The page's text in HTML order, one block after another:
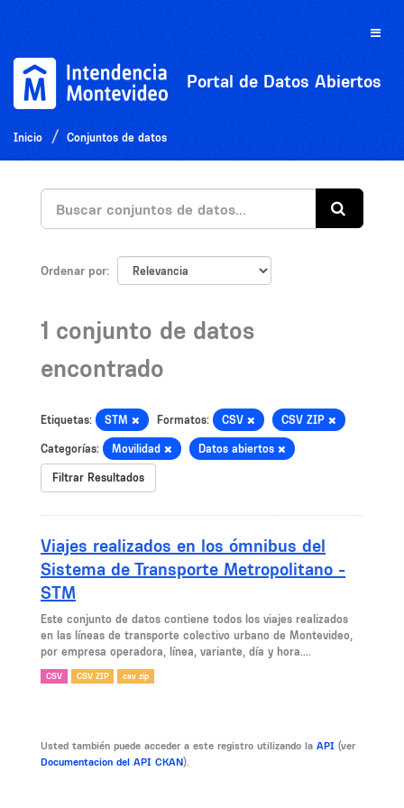
Toggle
Portal de Datos Abiertos
Inicio Conjuntos de datos
Ordenar por
1 conjunto de datos
encontrado
Etiquetas: STM Formatos: CSV CSV ZIP
Categorías: Movilidad Datos abiertos
Filtrar Resultados
Viajes realizados en los ómnibus del
Sistema de Transporte Metropolitano -
STM
Este conjunto de datos contiene todos los viajes realizados
en las líneas de transporte colectivo urbano de Montevideo,
por empresa operadora, línea, variante, día y hora....
CSV CSV ZIP csv zip
Usted también puede acceder a este registro utilizando la API (ver
Documentacion del API CKAN).